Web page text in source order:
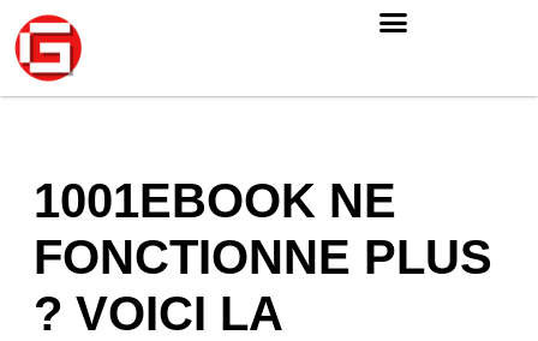
1001EBOOK NE
FONCTIONNE PLUS
? VOICI LA